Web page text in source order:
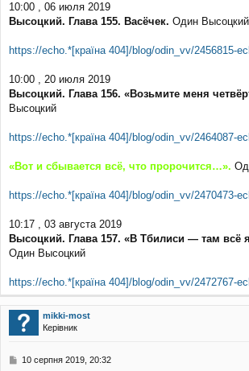
10:00 , 06 июля 2019
Высоцкий. Глава 155. Васёчек. Один Высоцкий
https://echo.*[країна 404]/blog/odin_vv/2456815-
10:00 , 20 июля 2019
Высоцкий. Глава 156. «Возьмите меня
Высоцкий
https://echo.*[країна 404]/blog/odin_vv/2464087-
«Вот и сбывается всё, что пророчится…».
https://echo.*[країна 404]/blog/odin_vv/2470473-
10:17 , 03 августа 2019
Высоцкий. Глава 157. «В Тбилиси — там всё
Один Высоцкий
https://echo.*[країна 404]/blog/odin_vv/2472767-
mikki-most
Керівник
П
10 серпня 2019, 20:32